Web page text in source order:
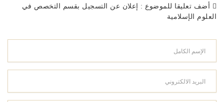
أضف تعليقا للموضوع : إعلان عن التسجيل بقسم التخصص في
العلوم الإسلامية